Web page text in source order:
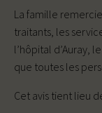
La famille
traitants, les
l’hôpital d’Auray,
que toutes les
Cet avis tient lieu